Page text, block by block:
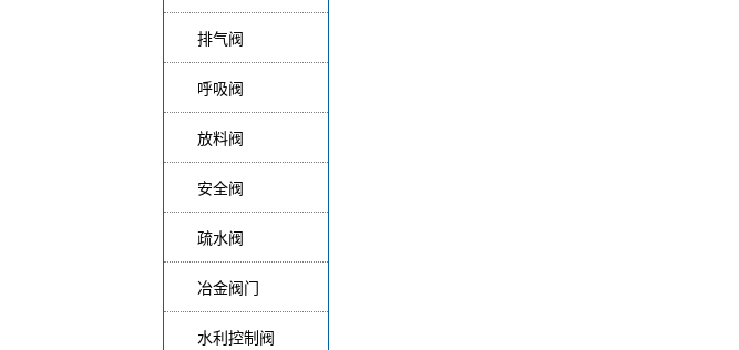
排气阀
呼吸阀
放料阀
安全阀
疏水阀
冶金阀门
水利控制阀